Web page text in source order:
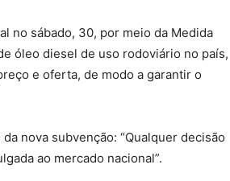
no sábado, 30, por meio da Medida
óleo diesel de uso rodoviário no país,
e oferta, de modo a garantir o
nova subvenção: “Qualquer decisão
ao mercado nacional”.